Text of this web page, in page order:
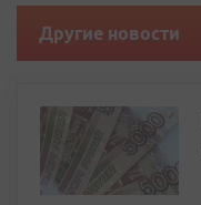
Другие новости